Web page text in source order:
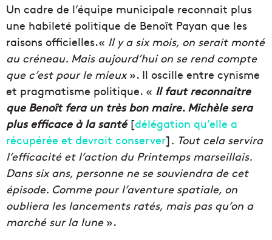
Un cadre de l’équipe municipale reconnait plus
une habileté politique de Benoît Payan que les
raisons officielles.« Il y a six mois, on serait monté
au créneau. Mais aujourd’hui on se rend compte
que c’est pour le mieux». Il oscille entre cynisme
et pragmatisme politique. « Il faut reconnaitre
que Benoît fera un très bon maire. Michèle sera
plus efficace à la santé [délégation qu’elle a
récupérée et devrait conserver]. Tout cela servira
l’efficacité et l’action du Printemps marseillais.
Dans six ans, personne ne se souviendra de cet
épisode. Comme pour l’aventure spatiale, on
oubliera les lancements ratés, mais pas qu’on a
marché sur la lune».